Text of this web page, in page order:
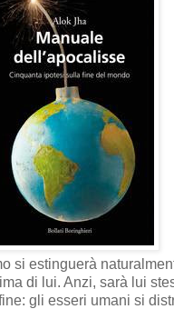
si estinguerà
di lui. Anzi, sarà lui
gli esseri umani si